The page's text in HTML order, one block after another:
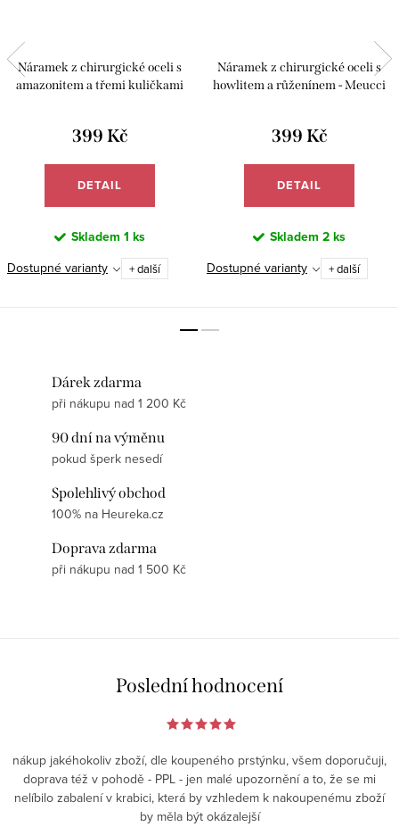
Náramek z chirurgické oceli s
amazonitem a třemi kuličkami
399 Kč
DETAIL
Skladem 1 ks
Dostupné varianty + další
Náramek z chirurgické oceli s
howlitem a růženínem - Meucci
399 Kč
DETAIL
Skladem 2 ks
Dostupné varianty + další
Dárek zdarma
při nákupu nad 1 200 Kč
90 dní na výměnu
pokud šperk nesedí
Spolehlivý obchod
100% na Heureka.cz
Doprava zdarma
při nákupu nad 1 500 Kč
Poslední hodnocení
nákup jakéhokoliv zboží, dle koupeného prstýnku, všem doporučuji,
doprava též v pohodě - PPL - jen malé upozornění a to, že se mi
nelíbilo zabalení v krabici, která by vzhledem k nakoupenému zboží
by měla být okázalejší